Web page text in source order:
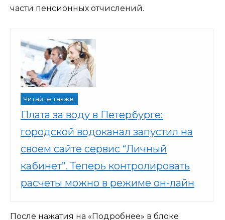
части пенсионных отчислений.
Читайте также:
Плата за воду в Петербурге:
городской водоканал запустил на
своем сайте сервис “Личный
кабинет”. Теперь контролировать
расчеты можно в режиме он-лайн
После нажатия на «Подробнее» в блоке